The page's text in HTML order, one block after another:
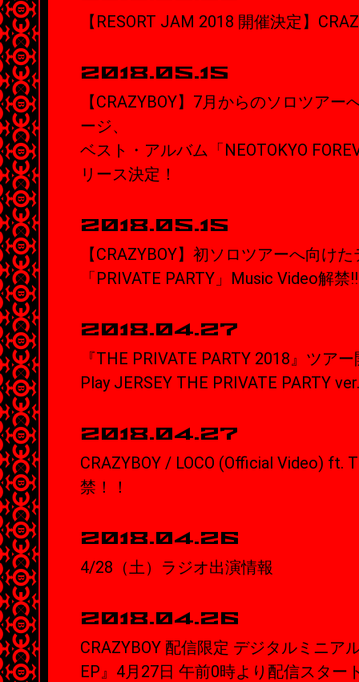
【RESORT JAM 2018 開催決定】
2018.05.15
【CRAZYBOY】7月からのソロツアー
ージ、
ベスト・アルバム「NEOTOKYO
リース決定！
2018.05.15
【CRAZYBOY】初ソロツアーへ向け
「PRIVATE PARTY」Music Video解禁!!
2018.04.27
『THE PRIVATE PARTY 2018』ツア
Play JERSEY THE PRIVATE PARTY
2018.04.27
CRAZYBOY / LOCO (Official Video) ft.
禁！！
2018.04.26
4/28（土）ラジオ出演情報
2018.04.26
CRAZYBOY 配信限定 デジタルミニア
EP』4月27日 午前0時より配信スター